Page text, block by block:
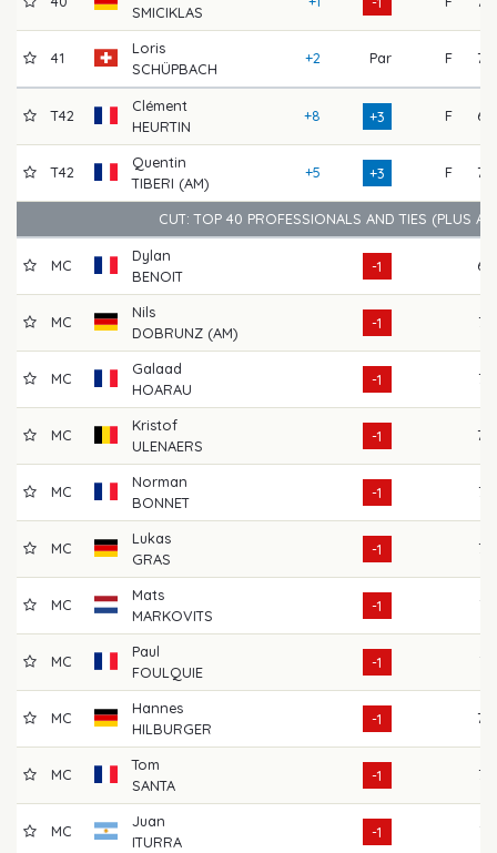
SMICIKLAS
41
Loris
SCHÜPBACH
+2 Par F 70
T42
Clément
HEURTIN
+8 +3 F 68
T42
Quentin
TIBERI (AM)
+5 +3 F 70
CUT: TOP 40 PROFESSIONALS AND TIES (PLUS
MC
Dylan
BENOIT
-1 69
MC
Nils
DOBRUNZ (AM)
-1 72
MC
Galaad
HOARAU
-1 76
MC
Kristof
ULENAERS
-1 70
MC
Norman
BONNET
-1 72
MC
Lukas
GRAS
-1 72
MC
Mats
MARKOVITS
-1 71
MC
Paul
FOULQUIE
-1 74
MC
Hannes
HILBURGER
-1 70
MC
Tom
SANTA
-1 73
MC
Juan
ITURRA
-1 71